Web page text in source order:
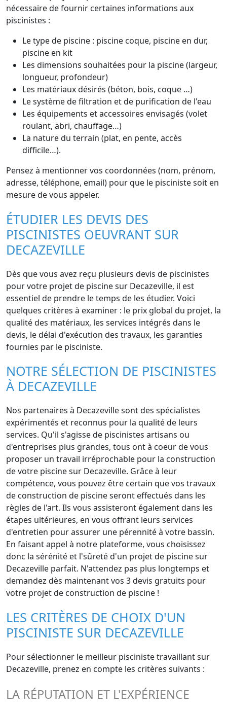
nécessaire de fournir certaines informations aux
piscinistes :
Le type de piscine : piscine coque, piscine en dur,
piscine en kit
Les dimensions souhaitées pour la piscine (largeur,
longueur, profondeur)
Les matériaux désirés (béton, bois, coque …)
Le système de filtration et de purification de l'eau
Les équipements et accessoires envisagés (volet
roulant, abri, chauffage…)
La nature du terrain (plat, en pente, accès
difficile…).
Pensez à mentionner vos coordonnées (nom, prénom,
adresse, téléphone, email) pour que le pisciniste soit en
mesure de vous appeler.
ÉTUDIER LES DEVIS DES
PISCINISTES OEUVRANT SUR
DECAZEVILLE
Dès que vous avez reçu plusieurs devis de piscinistes
pour votre projet de piscine sur Decazeville, il est
essentiel de prendre le temps de les étudier. Voici
quelques critères à examiner : le prix global du projet, la
qualité des matériaux, les services intégrés dans le
devis, le délai d'exécution des travaux, les garanties
fournies par le pisciniste.
NOTRE SÉLECTION DE PISCINISTES
À DECAZEVILLE
Nos partenaires à Decazeville sont des spécialistes
expérimentés et reconnus pour la qualité de leurs
services. Qu'il s'agisse de piscinistes artisans ou
d'entreprises plus grandes, tous ont à coeur de vous
proposer un travail irréprochable pour la construction
de votre piscine sur Decazeville. Grâce à leur
compétence, vous pouvez être certain que vos travaux
de construction de piscine seront effectués dans les
règles de l'art. Ils vous assisteront également dans les
étapes ultérieures, en vous offrant leurs services
d'entretien pour assurer une pérennité à votre bassin.
En faisant appel à notre plateforme, vous choisissez
donc la sérénité et l'sûreté d'un projet de piscine sur
Decazeville parfait. N'attendez pas plus longtemps et
demandez dès maintenant vos 3 devis gratuits pour
votre projet de construction de piscine !
LES CRITÈRES DE CHOIX D'UN
PISCINISTE SUR DECAZEVILLE
Pour sélectionner le meilleur pisciniste travaillant sur
Decazeville, prenez en compte les critères suivants :
LA RÉPUTATION ET L'EXPÉRIENCE